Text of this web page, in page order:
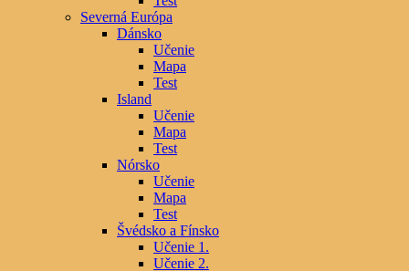
Severná Európa
Dánsko
Učenie
Mapa
Test
Island
Učenie
Mapa
Test
Nórsko
Učenie
Mapa
Test
Švédsko a Fínsko
Učenie 1.
Učenie 2.